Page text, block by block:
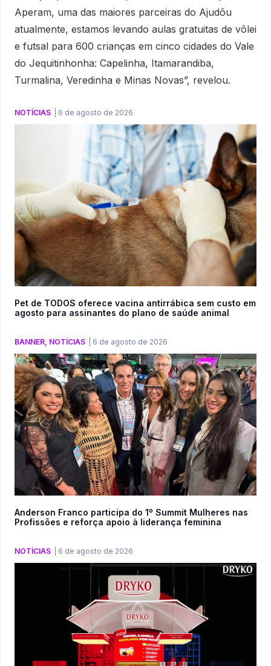
Aperam, uma das maiores parceiras do Ajudôu
atualmente, estamos levando aulas gratuitas de vôlei
e futsal para 600 crianças em cinco cidades do Vale
do Jequitinhonha: Capelinha, Itamarandiba,
Turmalina, Veredinha e Minas Novas”, revelou.
NOTÍCIAS 6 de agosto de 2026
Pet de TODOS oferece vacina antirrábica sem custo em
agosto para assinantes do plano de saúde animal
BANNER NOTÍCIAS 6 de agosto de 2026
Anderson Franco participa do 1º Summit Mulheres nas
Profissões e reforça apoio à liderança feminina
NOTÍCIAS 6 de agosto de 2026